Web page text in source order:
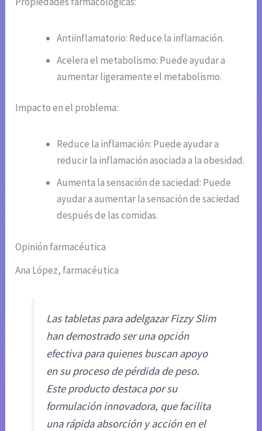
Antiinflamatorio: Reduce la inflamación.
Acelera el metabolismo: Puede ayudar a
aumentar ligeramente el metabolismo.
Impacto en el problema:
Reduce la inflamación: Puede ayudar a
reducir la inflamación asociada a la obesidad.
Aumenta la sensación de saciedad: Puede
ayudar a aumentar la sensación de saciedad
después de las comidas.
Opinión farmacéutica
Ana López, farmacéutica
Las tabletas para adelgazar Fizzy Slim
han demostrado ser una opción
efectiva para quienes buscan apoyo
en su proceso de pérdida de peso.
Este producto destaca por su
formulación innovadora, que facilita
una rápida absorción y acción en el